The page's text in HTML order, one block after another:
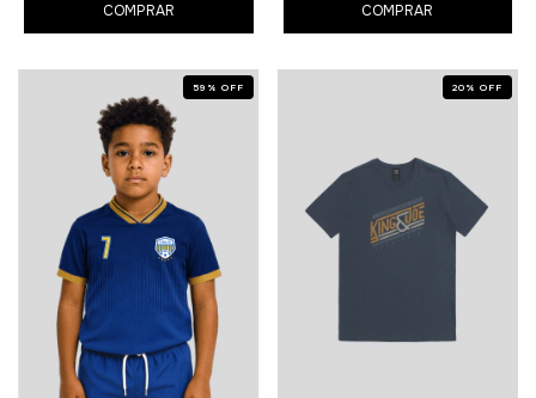
COMPRAR COMPRAR
59 % OFF 20 % OFF